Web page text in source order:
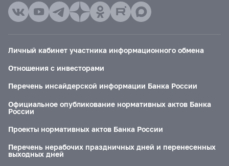
Личный кабинет участника информационного обмена
Отношения с инвесторами
Перечень инсайдерской информации Банка России
Официальное опубликование нормативных актов Банка
России
Проекты нормативных актов Банка России
Перечень нерабочих праздничных дней и перенесенных
выходных дней